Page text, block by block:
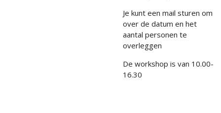
Je kunt een mail sturen om
over de datum en het
aantal personen te
overleggen
De workshop is van 10.00-
16.30